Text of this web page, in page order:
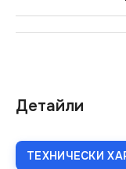
Детайли
ТЕХНИЧЕСКИ